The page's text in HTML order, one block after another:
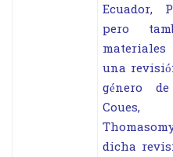
Ecuador,
pero
materiales
una
género
Coues,
dicha